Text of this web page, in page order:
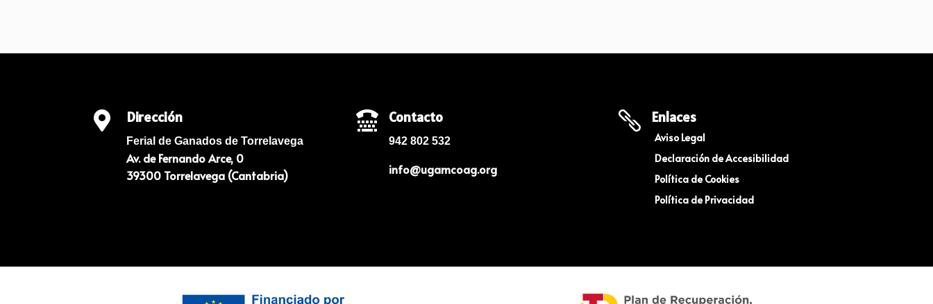
 Dirección
Ferial de Ganados de Torrelavega
Av. de Fernando Arce, 0
39300 Torrelavega (Cantabria)
 Contacto
942 802 532
info@ugamcoag.org
 Enlaces
Aviso Legal
Declaración de Accesibilidad
Política de Cookies
Política de Privacidad